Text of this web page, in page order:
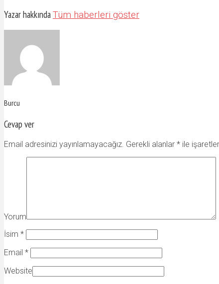
Yazar hakkındaTüm haberleri göster
Burcu
Cevap ver
Email adresinizi yayınlamayacağız. Gerekli alanlar * ile
Yorum
İsim *
Email *
Website